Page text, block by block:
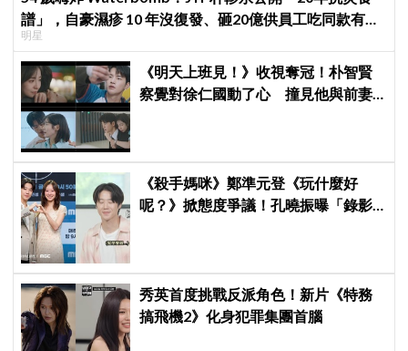
譜」，自豪濕疹 10 年沒復發、砸20億供員工吃同款有機
餐
明星
《明天上班見！》收視奪冠！朴智賢
察覺對徐仁國動了心 撞見他與前妻
《殺手媽咪》鄭準元登《玩什麼好
呢？》掀態度爭議！孔曉振曝「錄影
秀英首度挑戰反派角色！新片《特務
搞飛機2》化身犯罪集團首腦